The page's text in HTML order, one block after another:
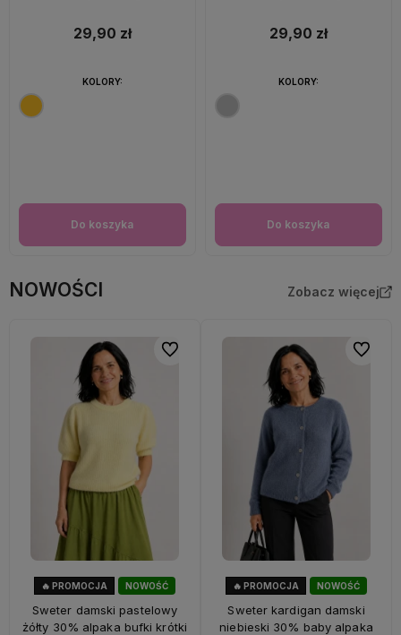
29,90 zł
Do koszyka
KOLORY:
29,90 zł
Do koszyka
KOLORY:
NOWOŚCI Zobacz więcej
NOWOŚĆ
🔥 PROMOCJA
Sweter damski pastelowy
żółty 30% alpaka bufki krótki
Do ulubionych
NOWOŚĆ
🔥 PROMOCJA
Sweter kardigan damski
niebieski 30% baby alpaka
Do